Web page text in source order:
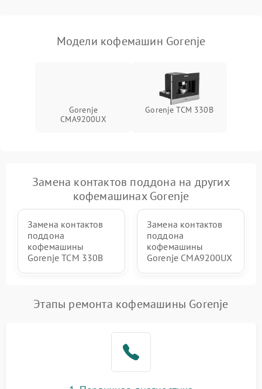
Модели кофемашин Gorenje
Gorenje
CMA9200UX
Gorenje TCM 330B
Замена контактов поддона на других
кофемашинах Gorenje
Замена контактов
поддона
кофемашины
Gorenje TCM 330B
Замена контактов
поддона
кофемашины
Gorenje CMA9200UX
Этапы ремонта кофемашины Gorenje